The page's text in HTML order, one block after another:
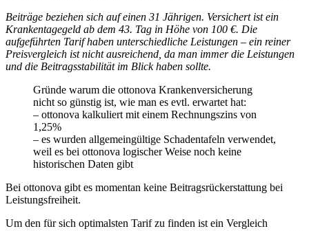
Beiträge beziehen sich auf einen 31 Jährigen. Versichert ist ein
Krankentagegeld ab dem 43. Tag in Höhe von 100 €. Die
aufgeführten Tarif haben unterschiedliche Leistungen – ein reiner
Preisvergleich ist nicht ausreichend, da man immer die Leistungen
und die Beitragsstabilität im Blick haben sollte.
Gründe warum die ottonova Krankenversicherung
nicht so günstig ist, wie man es evtl. erwartet hat:
– ottonova kalkuliert mit einem Rechnungszins von
1,25%
– es wurden allgemeingültige Schadentafeln verwendet,
weil es bei ottonova logischer Weise noch keine
historischen Daten gibt
Bei ottonova gibt es momentan keine Beitragsrückerstattung bei
Leistungsfreiheit.
Um den für sich optimalsten Tarif zu finden ist ein Vergleich